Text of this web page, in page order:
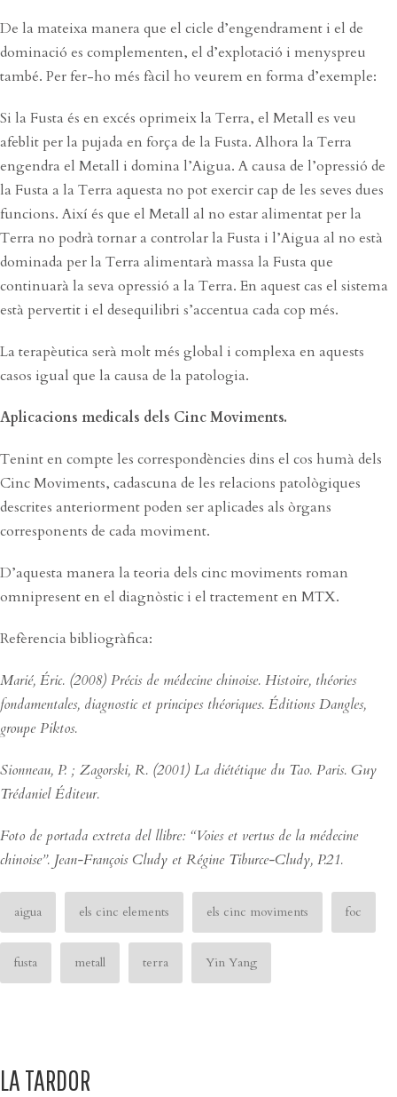
De la mateixa manera que el cicle d’engendrament i el de
dominació es complementen, el d’explotació i menyspreu
també. Per fer-ho més fàcil ho veurem en forma d’exemple:
Si la Fusta és en excés oprimeix la Terra, el Metall es veu
afeblit per la pujada en força de la Fusta. Alhora la Terra
engendra el Metall i domina l’Aigua. A causa de l’opressió de
la Fusta a la Terra aquesta no pot exercir cap de les seves dues
funcions. Així és que el Metall al no estar alimentat per la
Terra no podrà tornar a controlar la Fusta i l’Aigua al no està
dominada per la Terra alimentarà massa la Fusta que
continuarà la seva opressió a la Terra. En aquest cas el sistema
està pervertit i el desequilibri s’accentua cada cop més.
La terapèutica serà molt més global i complexa en aquests
casos igual que la causa de la patologia.
Aplicacions medicals dels Cinc Moviments.
Tenint en compte les correspondències dins el cos humà dels
Cinc Moviments, cadascuna de les relacions patològiques
descrites anteriorment poden ser aplicades als òrgans
corresponents de cada moviment.
D’aquesta manera la teoria dels cinc moviments roman
omnipresent en el diagnòstic i el tractement en MTX.
Refèrencia bibliogràfica:
Marié, Éric. (2008) Précis de médecine chinoise. Histoire, théories
fondamentales, diagnostic et principes théoriques. Éditions Dangles,
groupe Piktos.
Sionneau, P. ; Zagorski, R. (2001) La diététique du Tao. Paris. Guy
Trédaniel Éditeur.
Foto de portada extreta del llibre: “Voies et vertus de la médecine
chinoise”. Jean-François Cludy et Régine Tiburce-Cludy, P.21.
aigua els cinc elements els cinc moviments foc
fusta metall terra Yin Yang
LA TARDOR